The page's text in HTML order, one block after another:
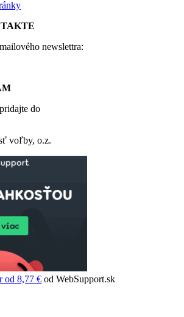
newslettra:
do
voľby, o.z.
od 8,77 € od WebSupport.sk